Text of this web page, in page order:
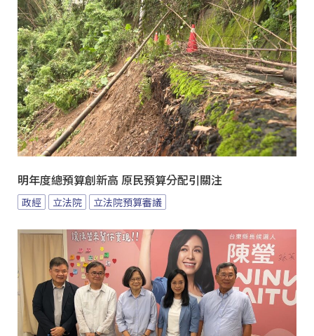
明年度總預算創新高 原民預算分配引關注
政經 立法院 立法院預算審議